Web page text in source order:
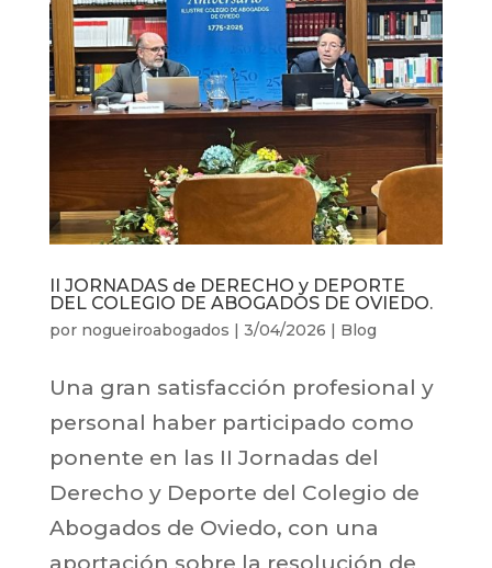
II JORNADAS de DERECHO y DEPORTE
DEL COLEGIO DE ABOGADOS DE OVIEDO.
por nogueiroabogados | 3/04/2026 | Blog
Una gran satisfacción profesional y
personal haber participado como
ponente en las II Jornadas del
Derecho y Deporte del Colegio de
Abogados de Oviedo, con una
aportación sobre la resolución de